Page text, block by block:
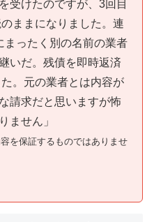
受けたのですが、3回目
ままになりました。連
まったく別の名前の業者
いだ。残債を即時返済
。元の業者とは内容が
請求だと思いますが怖
ません」
を保証するものではありませ